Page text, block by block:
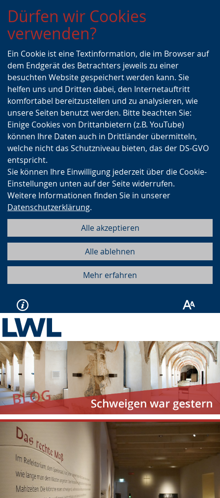
Zur
Hauptnavigation
Zur
Seitennavigation
Zum
Inhalt
Dürfen wir Cookies
verwenden?
Ein Cookie ist eine Textinformation, die im Browser auf
dem Endgerät des Betrachters jeweils zu einer
besuchten Website gespeichert werden kann. Sie
helfen uns und Dritten dabei, den Internetauftritt
komfortabel bereitzustellen und zu analysieren, wie
unsere Seiten benutzt werden. Bitte beachten Sie:
Einige Cookies von Drittanbietern (z.B. YouTube)
können Ihre Daten auch in Drittländer übermitteln,
welche nicht das Schutzniveau bieten, das der DS-GVO
entspricht.
Sie können Ihre Einwilligung jederzeit über die Cookie-
Einstellungen unten auf der Seite widerrufen.
Weitere Informationen finden Sie in unserer
Datenschutzerklärung.
Alle akzeptieren
Alle ablehnen
Mehr erfahren